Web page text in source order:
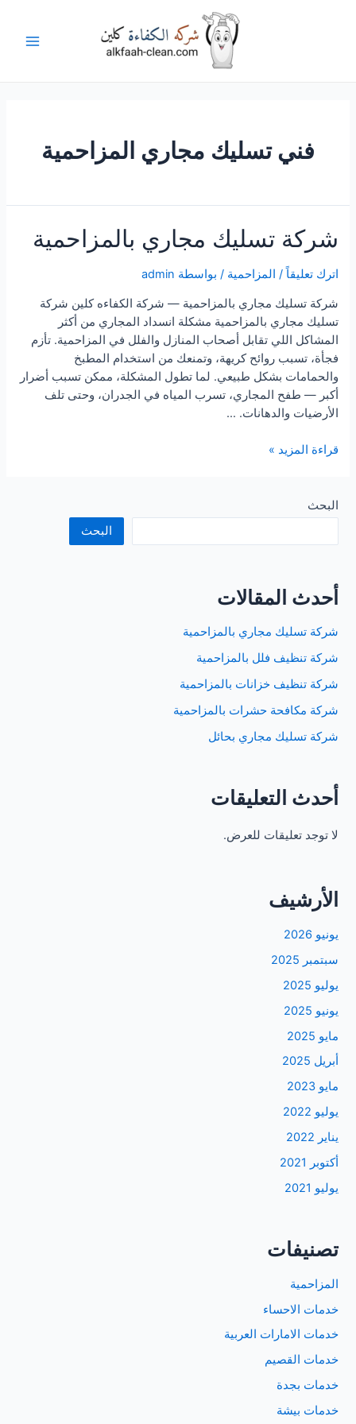
فني تسليك مجاري المزاحمية
شركة تسليك مجاري بالمزاحمية
اترك تعليقاً / المزاحمية / بواسطة admin
شركة تسليك مجاري بالمزاحمية — شركة الكفاءه كلين شركة
تسليك مجاري بالمزاحمية مشكلة انسداد المجاري من أكثر
المشاكل اللي تقابل أصحاب المنازل والفلل في المزاحمية. تأزم
فجأة، تسبب روائح كريهة، وتمنعك من استخدام المطبخ
والحمامات بشكل طبيعي. لما تطول المشكلة، ممكن تسبب أضرار
أكبر — طفح المجاري، تسرب المياه في الجدران، وحتى تلف
الأرضيات والدهانات. …
شركة
بالمزاحمية
قراءة المزيد »
البحث
البحث
أحدث المقالات
شركة تسليك مجاري بالمزاحمية
شركة تنظيف فلل بالمزاحمية
شركة تنظيف خزانات بالمزاحمية
شركة مكافحة حشرات بالمزاحمية
شركة تسليك مجاري بحائل
أحدث التعليقات
لا توجد تعليقات للعرض.
الأرشيف
يونيو 2026
سبتمبر 2025
يوليو 2025
يونيو 2025
مايو 2025
أبريل 2025
مايو 2023
يوليو 2022
يناير 2022
أكتوبر 2021
يوليو 2021
تصنيفات
المزاحمية
خدمات الاحساء
خدمات الامارات العربية
خدمات القصيم
خدمات بجدة
خدمات بيشة